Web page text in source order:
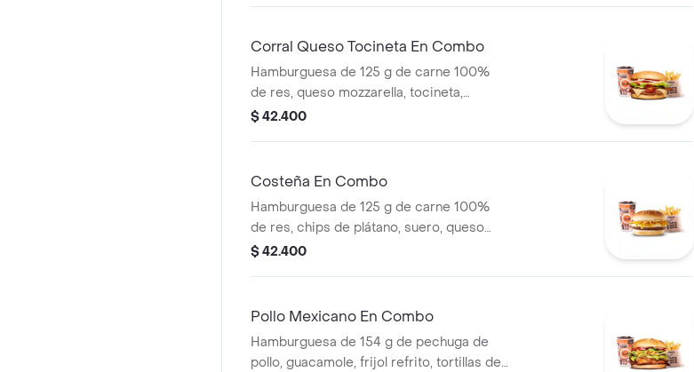
Corral Queso Tocineta En Combo
Hamburguesa de 125 g de carne 100%
de res, queso mozzarella, tocineta,
tomate en rodajas, cebolla en rodajas,
$ 42.400
Costeña En Combo
Hamburguesa de 125 g de carne 100%
de res, chips de plátano, suero, queso
costeño rallado y salsa blanca en pan
$ 42.400
Pollo Mexicano En Combo
Hamburguesa de 154 g de pechuga de
pollo, guacamole, frijol refrito, tortillas de